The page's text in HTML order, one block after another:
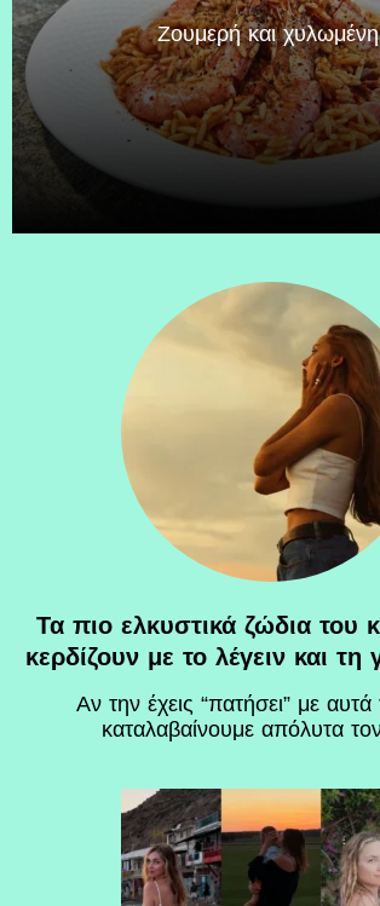
Zουμερή και
Τα πιο ελκυστικά ζώδια του
κερδίζουν με το λέγειν και τη
Αν την έχεις “πατήσει” με αυτά
καταλαβαίνουμε απόλυτα